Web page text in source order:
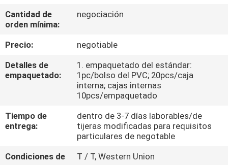
CONTROL
CALIDAD
ÉNTRENOS
CONTACTO
Cantidad de
orden mínima:
negociación
Precio:
negotiable
Detalles de
empaquetado:
1. empaquetado del estándar:
1pc/bolso del PVC; 20pcs/caja
interna; cajas internas
10pcs/empaquetado
Tiempo de
entrega:
dentro de 3-7 días laborables/de
tijeras modificadas para requisitos
particulares de negotable
Condiciones de
T / T, Western Union